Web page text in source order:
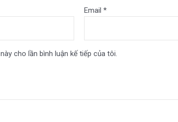
Email*
cho lần bình luận kế tiếp của tôi.